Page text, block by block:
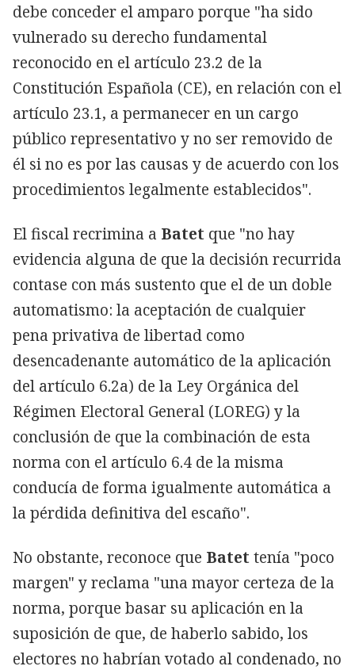
debe conceder el amparo porque "ha sido
vulnerado su derecho fundamental
reconocido en el artículo 23.2 de la
Constitución Española (CE), en relación con el
artículo 23.1, a permanecer en un cargo
público representativo y no ser removido de
él si no es por las causas y de acuerdo con los
procedimientos legalmente establecidos".
El fiscal recrimina a Batet que "no hay
evidencia alguna de que la decisión recurrida
contase con más sustento que el de un doble
automatismo: la aceptación de cualquier
pena privativa de libertad como
desencadenante automático de la aplicación
del artículo 6.2a) de la Ley Orgánica del
Régimen Electoral General (LOREG) y la
conclusión de que la combinación de esta
norma con el artículo 6.4 de la misma
conducía de forma igualmente automática a
la pérdida definitiva del escaño".
No obstante, reconoce que Batet tenía "poco
margen" y reclama "una mayor certeza de la
norma, porque basar su aplicación en la
suposición de que, de haberlo sabido, los
electores no habrían votado al condenado, no